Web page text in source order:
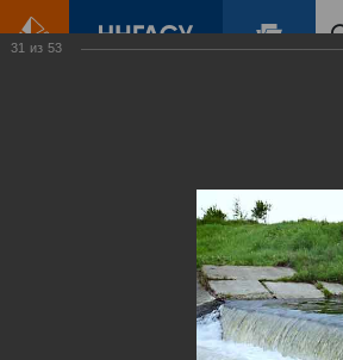
Виртуальные
выставки
31 из 53